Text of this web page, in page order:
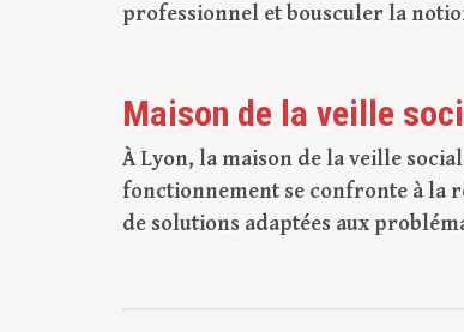
professionnel et bousculer la
Maison de la veille
À Lyon, la maison de la veille
fonctionnement se confronte à la
de solutions adaptées aux